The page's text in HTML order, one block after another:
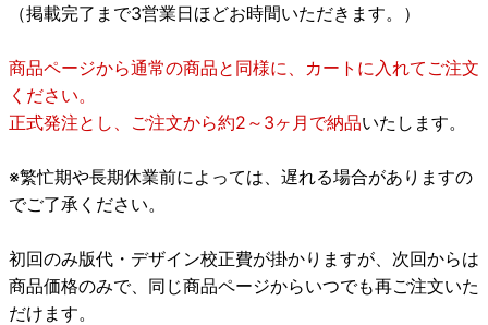
（掲載完了まで3営業日ほどお時間いただきます。）
商品ページから通常の商品と同様に、カートに入れてご注文
ください。
正式発注とし、ご注文から約2～3ヶ月で納品いたします。
※繁忙期や長期休業前によっては、遅れる場合がありますの
でご了承ください。
初回のみ版代・デザイン校正費が掛かりますが、次回からは
商品価格のみで、同じ商品ページからいつでも再ご注文いた
だけます。